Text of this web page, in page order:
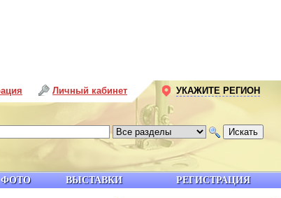
ФОТО ВЫСТАВКИ РЕГИСТРАЦИЯ
Личный кабинет УКАЖИТЕ РЕГИОН